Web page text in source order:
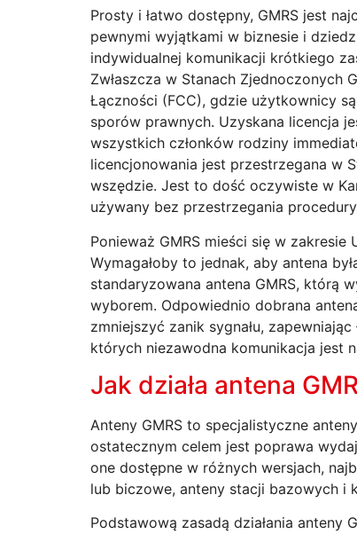
Prosty i łatwo dostępny, GMRS jest
pewnymi wyjątkami w biznesie i
indywidualnej komunikacji krótkiego
Zwłaszcza w Stanach Zjednoczonych
Łączności (FCC), gdzie użytkownicy
sporów prawnych. Uzyskana licencja
wszystkich członków rodziny
licencjonowania jest przestrzegana w
wszędzie. Jest to dość oczywiste w
używany bez przestrzegania
Ponieważ GMRS mieści się w zakresie
Wymagałoby to jednak, aby antena
standaryzowana antena GMRS, którą
wyborem. Odpowiednio dobrana
zmniejszyć zanik sygnału,
których niezawodna komunikacja jest
Jak działa antena
Anteny GMRS to specjalistyczne
ostatecznym celem jest poprawa
one dostępne w różnych wersjach,
lub biczowe, anteny stacji bazowych i
Podstawową zasadą działania anteny